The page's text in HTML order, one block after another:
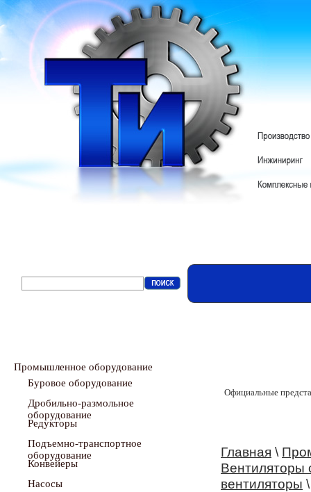
Промышленное оборудование
Буровое оборудование
Дробильно-размольное
Редукторы
Подъемно-транспортное
Конвейеры
Насосы
Официальные
Главная \
Вентиляторы
вентиляторы